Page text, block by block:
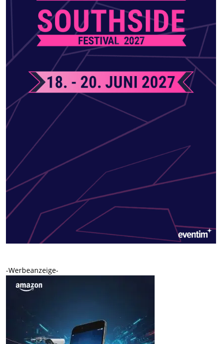
-Werbeanzeige-